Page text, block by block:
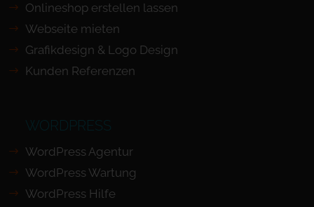
Onlineshop erstellen lassen
Webseite mieten
Grafikdesign & Logo Design
Kunden Referenzen
WORDPRESS
WordPress Agentur
WordPress Wartung
WordPress Hilfe